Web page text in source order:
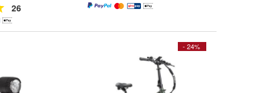
26
- 24%